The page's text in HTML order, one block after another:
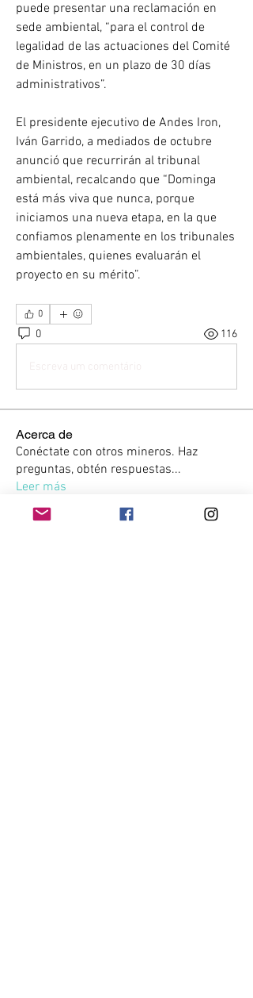
puede presentar una reclamación en
sede ambiental, “para el control de
legalidad de las actuaciones del Comité
de Ministros, en un plazo de 30 días
administrativos”.
El presidente ejecutivo de Andes Iron,
Iván Garrido, a mediados de octubre
anunció que recurrirán al tribunal
ambiental, recalcando que “Dominga
está más viva que nunca, porque
iniciamos una nueva etapa, en la que
confiamos plenamente en los tribunales
ambientales, quienes evaluarán el
proyecto en su mérito”.
0
0 116
Acerca de
Conéctate con otros mineros. Haz
preguntas, obtén respuestas...
Leer más